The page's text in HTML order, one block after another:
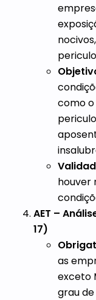
como o
houver
AET –
17)
as
exceto
grau de